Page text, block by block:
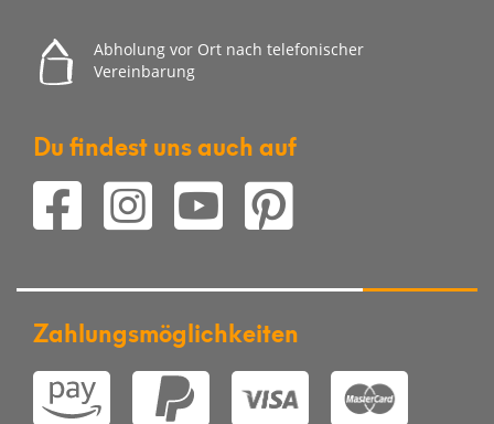
Abholung vor Ort nach telefonischer
Vereinbarung
Du findest uns auch auf
Zahlungsmöglichkeiten